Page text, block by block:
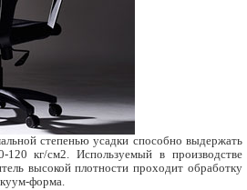
степенью усадки способно выдержать
кг/см2. Используемый в производстве
высокой плотности проходит обработку
форма.